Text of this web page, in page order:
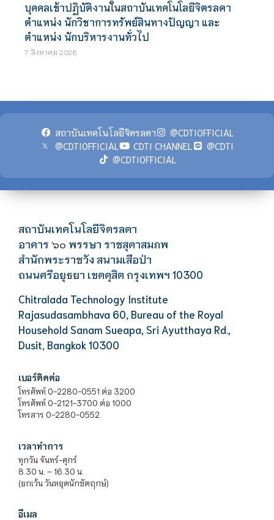
บุคคลเข้าปฏิบัติงานในสถาบันเทคโนโลยีจิตรลดา
ตำแหน่ง นักวิชาการทรัพย์สินทางปัญญา และ
ตำแหน่ง นักบริหารงานทั่วไป
7 สิงหาคม 2026
สถาบันเทคโนโลยีจิตรลดา
@CDTIOFFICIAL
@CDTIOFFICIAL
CDTI CHANNEL
@CDTI
@CDTIOFFICIAL
สถาบันเทคโนโลยีจิตรลดา
อาคาร ๖๐ พรรษา ราชสุดาสมภพ
สำนักพระราชวัง สนามเสือป่า
ถนนศรีอยุธยา เขตดุสิต กรุงเทพฯ 10300
Chitralada Technology Institute
Rajasudasambhava 60, Bureau of the Royal
Household Sanam Sueapa, Sri Ayutthaya Rd.,
Dusit, Bangkok 10300
เบอร์ติดต่อ
โทรศัพท์ 0-2280-0551 ต่อ 3200
โทรศัพท์ 0-2121-3700 ต่อ 1000
โทรสาร 0-2280-0552
เวลาทำการ
ทุกวัน จันทร์-ศุกร์
8.30 น. – 16.30 น.
(ยกเว้น วันหยุดนักขัตฤกษ์)
อีเมล